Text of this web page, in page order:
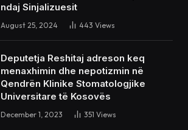
ndaj Sinjalizuesit
August 25, 2024 443 Views
Deputetja Reshitaj adreson keq
menaxhimin dhe nepotizmin në
Qendrën Klinike Stomatologjike
Universitare të Kosovës
December 1, 2023 351 Views